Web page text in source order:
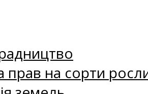
прав на сорти